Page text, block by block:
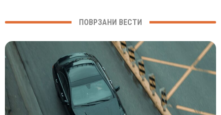
ПОВРЗАНИ ВЕСТИ